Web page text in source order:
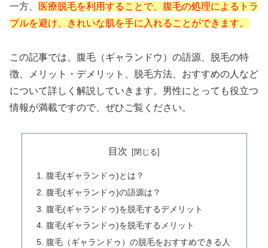
一方、
医療脱毛を利用することで、腹毛の処理によるトラ
ブルを避け、きれいな肌を手に入れることができます。
この記事では、腹毛（ギャランドウ）の語源、脱毛の特
徴、メリット・デメリット、脱毛方法、おすすめの人など
について詳しく解説していきます。男性にとっても役立つ
情報が満載ですので、ぜひご覧ください。
目次
腹毛(ギャランドゥ)とは？
腹毛(ギャランドゥ)の語源は？
腹毛(ギャランドゥ)を脱毛するデメリット
腹毛(ギャランドゥ)を脱毛するメリット
腹毛（ギャランドゥ）の脱毛をおすすめできる人